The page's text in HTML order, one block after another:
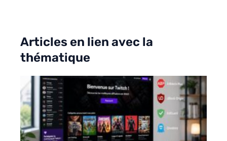
Articles en lien avec la
thématique